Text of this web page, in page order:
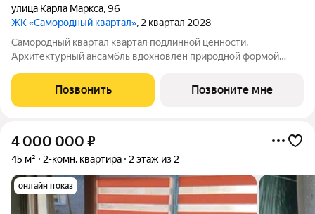
улица Карла Маркса,96
ЖК «Самородный квартал», 2 квартал 2028
Самородный квартал квартал подлинной ценности.
Архитектурный ансамбль вдохновлен природной формой
геометрией фасадов. Внутренний двор и места общего
пользования также содержат стилистические
Позвонить Позвоните мне
4 000 000 ₽
45 м² 2-комн. квартира 2 этаж из 2
онлайн показ